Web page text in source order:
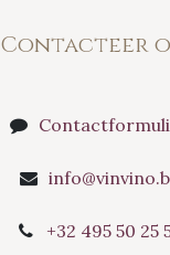
Contacteer
+32 495 50 25